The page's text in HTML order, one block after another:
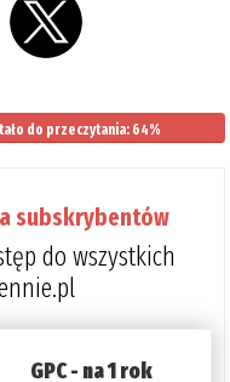
do przeczytania: 64%
subskrybentów
do wszystkich
GPC - na 1 rok